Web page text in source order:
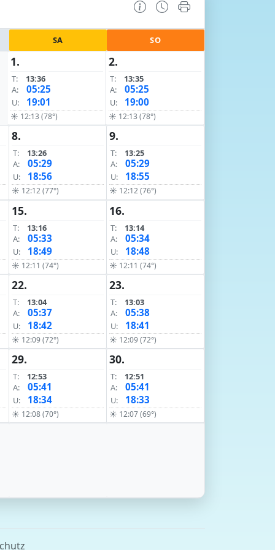
SA SO
1.
T:
13:36
A:
05:25
U: 19:01
☀ 12:13 (78°)
2.
T:
13:35
A:
05:25
U: 19:00
☀ 12:13 (78°)
8.
T:
13:26
A:
05:29
U: 18:56
☀ 12:12 (77°)
9.
T:
13:25
A:
05:29
U: 18:55
☀ 12:12 (76°)
15.
T:
13:16
A:
05:33
U: 18:49
☀ 12:11 (74°)
16.
T:
13:14
A:
05:34
U: 18:48
☀ 12:11 (74°)
22.
T:
13:04
A:
05:37
U: 18:42
☀ 12:09 (72°)
23.
T:
13:03
A:
05:38
U: 18:41
☀ 12:09 (72°)
29.
T:
12:53
A:
05:41
U: 18:34
☀ 12:08 (70°)
30.
T:
12:51
A:
05:41
U: 18:33
☀ 12:07 (69°)